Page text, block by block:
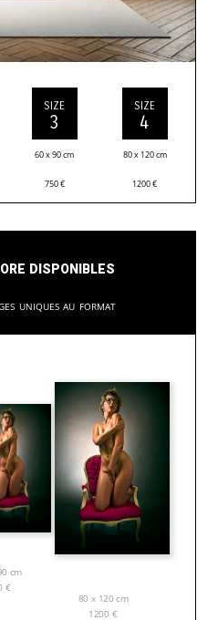
SIZE
3
60 x 90 cm
750€
SIZE
4
80 x 120 cm
1200€
disponibles
uniques au format
cm
€
80 x 120 cm
1200 €